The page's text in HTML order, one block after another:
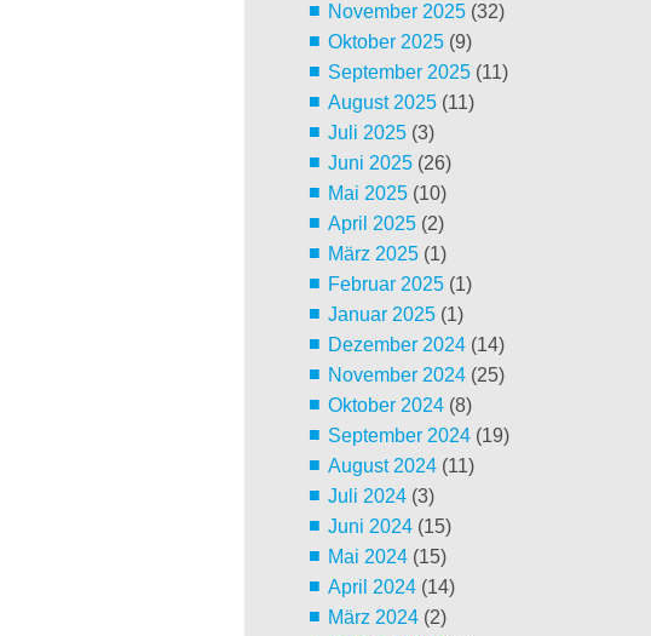
November 2025(32)
Oktober 2025(9)
September 2025(11)
August 2025(11)
Juli 2025(3)
Juni 2025(26)
Mai 2025(10)
April 2025(2)
März 2025(1)
Februar 2025(1)
Januar 2025(1)
Dezember 2024(14)
November 2024(25)
Oktober 2024(8)
September 2024(19)
August 2024(11)
Juli 2024(3)
Juni 2024(15)
Mai 2024(15)
April 2024(14)
März 2024(2)